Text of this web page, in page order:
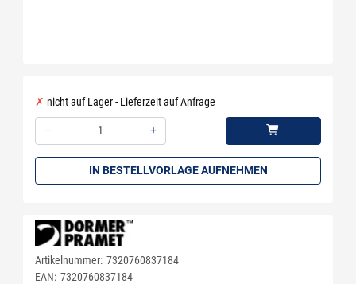
nicht auf Lager - Lieferzeit auf Anfrage
–
+
IN BESTELLVORLAGE AUFNEHMEN
Artikelnummer: 7320760837184
EAN: 7320760837184